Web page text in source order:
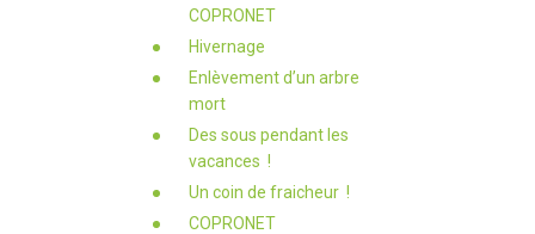
COPRONET
Hivernage
Enlèvement d’un arbre
mort
Des sous pendant les
vacances !
Un coin de fraicheur !
COPRONET